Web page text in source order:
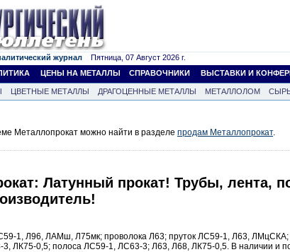
журнал Пятница, 07 Август 2026 г.
ЦЕНЫ НА МЕТАЛЛЫ СПРАВОЧНИКИ ВЫСТАВКИ И
ЦВЕТНЫЕ МЕТАЛЛЫ ДРАГОЦЕННЫЕ МЕТАЛЛЫ МЕТАЛЛОЛОМ
Металлопрокат можно найти в разделе продам Металлопрокат.
Латунный прокат! Трубы, лента,
1, Л96, ЛАМш, Л75мк; проволока Л63; пруток ЛС59-1, Л63, ЛМцСКА;
ЛК75-0,5; полоса ЛС59-1, ЛС63-3; Л63, Л68, ЛК75-0,5. В наличии и